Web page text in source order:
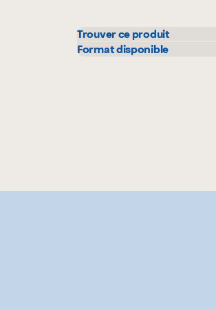
Trouver ce produit
IGA
Format disponible